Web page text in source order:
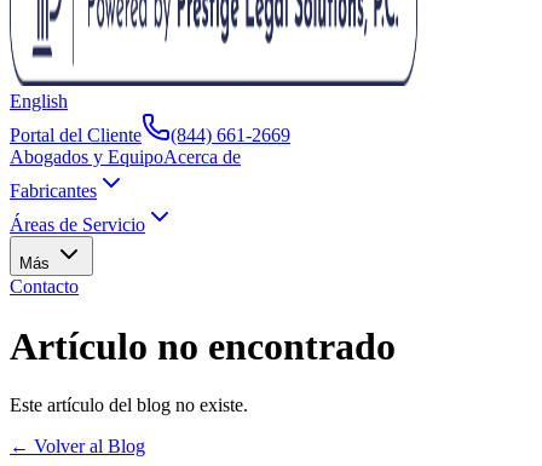
English
Portal del Cliente
(844) 661-2669
Abogados y EquipoAcerca de
Fabricantes
Áreas de Servicio
Más
Contacto
Artículo no encontrado
Este artículo del blog no existe.
← Volver al Blog